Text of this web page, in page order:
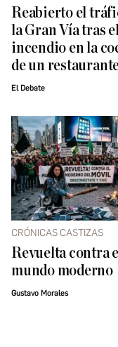
Reabierto el
la Gran Vía tras
incendio en la
de un
El Debate
CRÓNICAS CASTIZAS
Revuelta contra
mundo moderno
Gustavo Morales